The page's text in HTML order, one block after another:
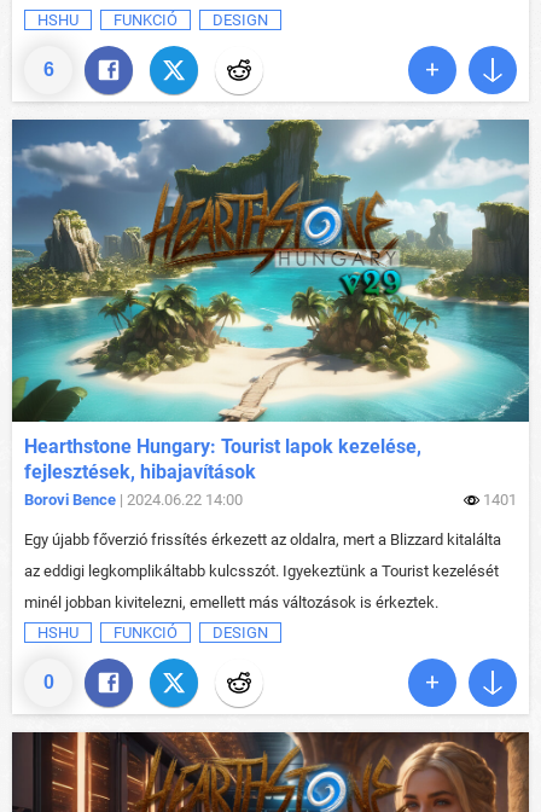
6
HSHU
FUNKCIÓ DESIGN
0
Hearthstone Hungary: Tourist lapok kezelése,
fejlesztések, hibajavítások
Borovi Bence | 2024.06.22 14:00 1401
Egy újabb főverzió frissítés érkezett az oldalra, mert a Blizzard kitalálta
az eddigi legkomplikáltabb kulcsszót. Igyekeztünk a Tourist kezelését
minél jobban kivitelezni, emellett más változások is érkeztek.
HSHU
FUNKCIÓ DESIGN